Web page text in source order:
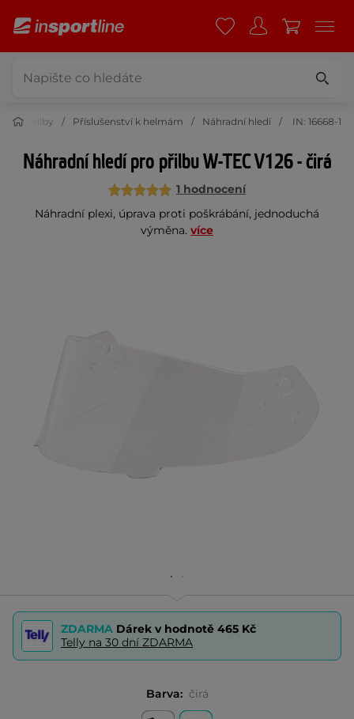
Moto přilby Příslušenství k helmám Náhradní hledí IN: 16668-1
Náhradní hledí pro přilbu W-TEC V126 - čirá
1 hodnocení
Náhradní plexi, úprava proti poškrábání, jednoduchá
výměna. více
ZDARMA Dárek v hodnotě 465 Kč
Telly na 30 dní ZDARMA
Barva: čirá